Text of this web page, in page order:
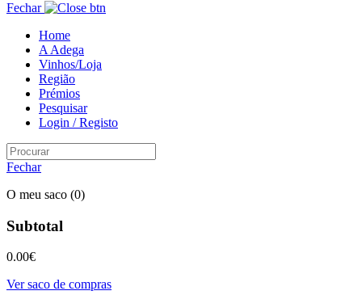
Fechar
Home
A Adega
Vinhos/Loja
Região
Prémios
Pesquisar
Login / Registo
Fechar
O meu saco (0)
Subtotal
0.00€
Ver saco de compras